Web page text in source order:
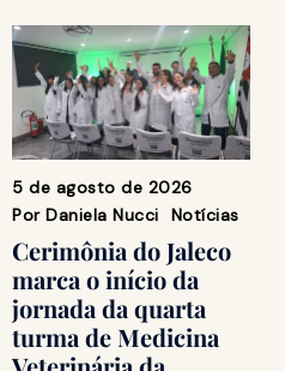
5 de agosto de 2026
Por Daniela Nucci Notícias
Cerimônia do Jaleco
marca o início da
jornada da quarta
turma de Medicina